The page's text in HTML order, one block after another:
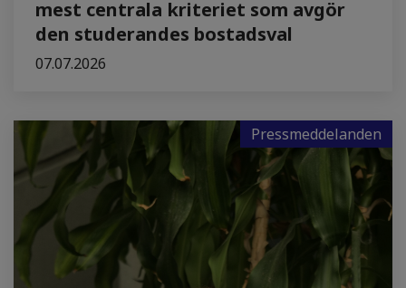
mest centrala kriteriet som avgör
den studerandes bostadsval
07.07.2026
Pressmeddelanden